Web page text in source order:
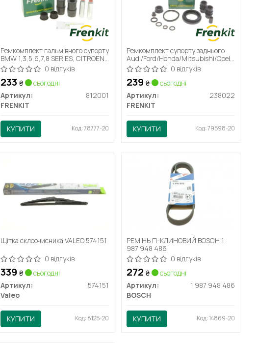
Ремкомплект гальмівного супорту
BMW 1,3,5,6,7,8 SERIES, CITROEN
C4,C5, EVASION, SAXO, XSARA,
PICASSO
0 відгуків
233 ₴
сьогодні
Артикул:
812001
FRENKIT
КУПИТИ Код: 78777-20
Ремкомплект супорту заднього
Audi/Ford/Honda/Mitsubishi/Opel/
(d=38mm)(Lukas/TRW)
(238022) Frenkit
0 відгуків
239 ₴
сьогодні
Артикул:
238022
FRENKIT
КУПИТИ Код: 79598-20
Щітка склоочисника VALEO 574151
0 відгуків
339 ₴
сьогодні
Артикул:
574151
Valeo
КУПИТИ Код: 8125-20
РЕМІНЬ П-КЛИНОВИЙ BOSCH 1
987 948 486
0 відгуків
272 ₴
сьогодні
Артикул:
1 987 948 486
BOSCH
КУПИТИ Код: 14869-20